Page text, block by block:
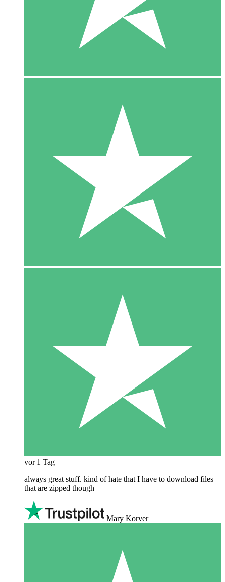
vor 1 Tag
always great stuff. kind of hate that I have to download files
that are zipped though
Mary Korver